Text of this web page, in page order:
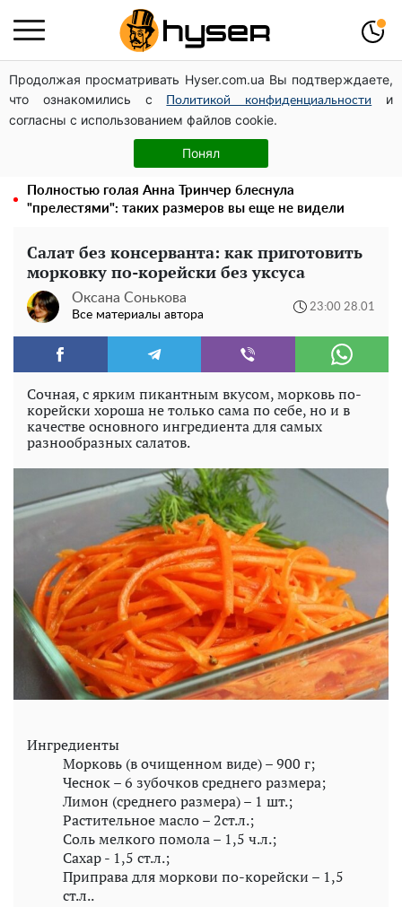
Продолжая просматривать Hyser.com.ua Вы подтверждаете,
что ознакомились с
Политикой конфиденциальности
и
согласны с использованием файлов cookie.
Понял
Дроны с наценкой: Александр Конотопский вывел
миллионы оборонного бюджета через фиктивную
фирму в Эстонии
Елена Тополя слив видео – это далеко не все:
фронтмен "Антитела" Тарас Тополя стал следующим
Полностью голая Анна Тринчер блеснула
"прелестями": таких размеров вы еще не видели
Салат без консерванта: как приготовить
морковку по-корейски без уксуса
Оксана Сонькова
Все материалы автора
23:00 28.01
Сочная, с ярким пикантным вкусом, морковь по-
корейски хороша не только сама по себе, но и в
качестве основного ингредиента для самых
разнообразных салатов.
Ингредиенты
Морковь (в очищенном виде) – 900 г;
Чеснок – 6 зубочков среднего размера;
Лимон (среднего размера) – 1 шт.;
Растительное масло – 2ст.л.;
Соль мелкого помола – 1,5 ч.л.;
Сахар - 1,5 ст.л.;
Приправа для моркови по-корейски – 1,5
ст.л..